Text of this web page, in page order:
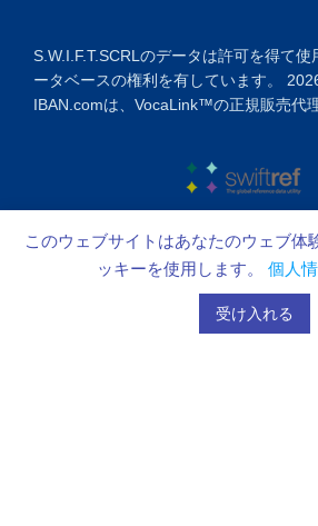
S.W.I.F.T.SCRLのデータは許可を得て
ータベースの権利を有しています。
IBAN.comは、VocaLink™の正規販売代
このウェブサイトはあなたのウェブ体
ッキーを使用します。 個人
受け入れる